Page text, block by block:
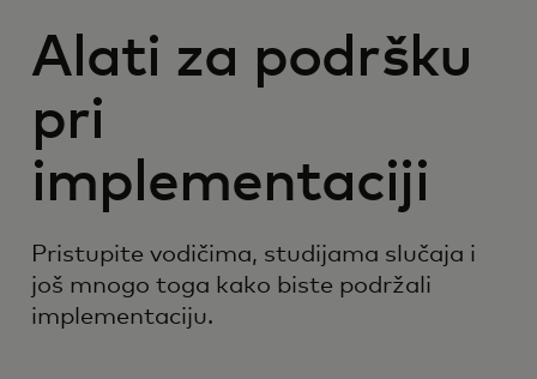
Alati za podršku
pri
implementaciji
Pristupite vodičima, studijama slučaja i
još mnogo toga kako biste podržali
implementaciju.